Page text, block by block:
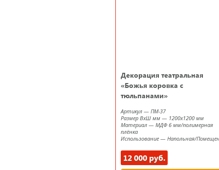
Декорация театральная
«Божья коровка с
тюльпанами»
Артикул — ПМ-37
Размер ВxШ мм — 1200х1200 мм
Материал — МДФ 6 мм/полимерная
плёнка
Использование — Напольная/
12 000 руб.